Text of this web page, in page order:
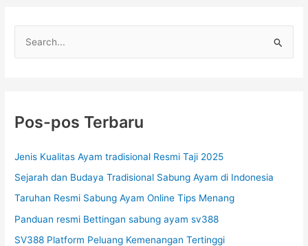
n
u
k
:
Pos-pos Terbaru
Jenis Kualitas Ayam tradisional Resmi Taji 2025
Sejarah dan Budaya Tradisional Sabung Ayam di Indonesia
Taruhan Resmi Sabung Ayam Online Tips Menang
Panduan resmi Bettingan sabung ayam sv388
SV388 Platform Peluang Kemenangan Tertinggi